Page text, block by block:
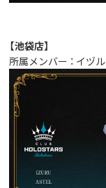
【池袋店】
所属メンバー ： イヅ